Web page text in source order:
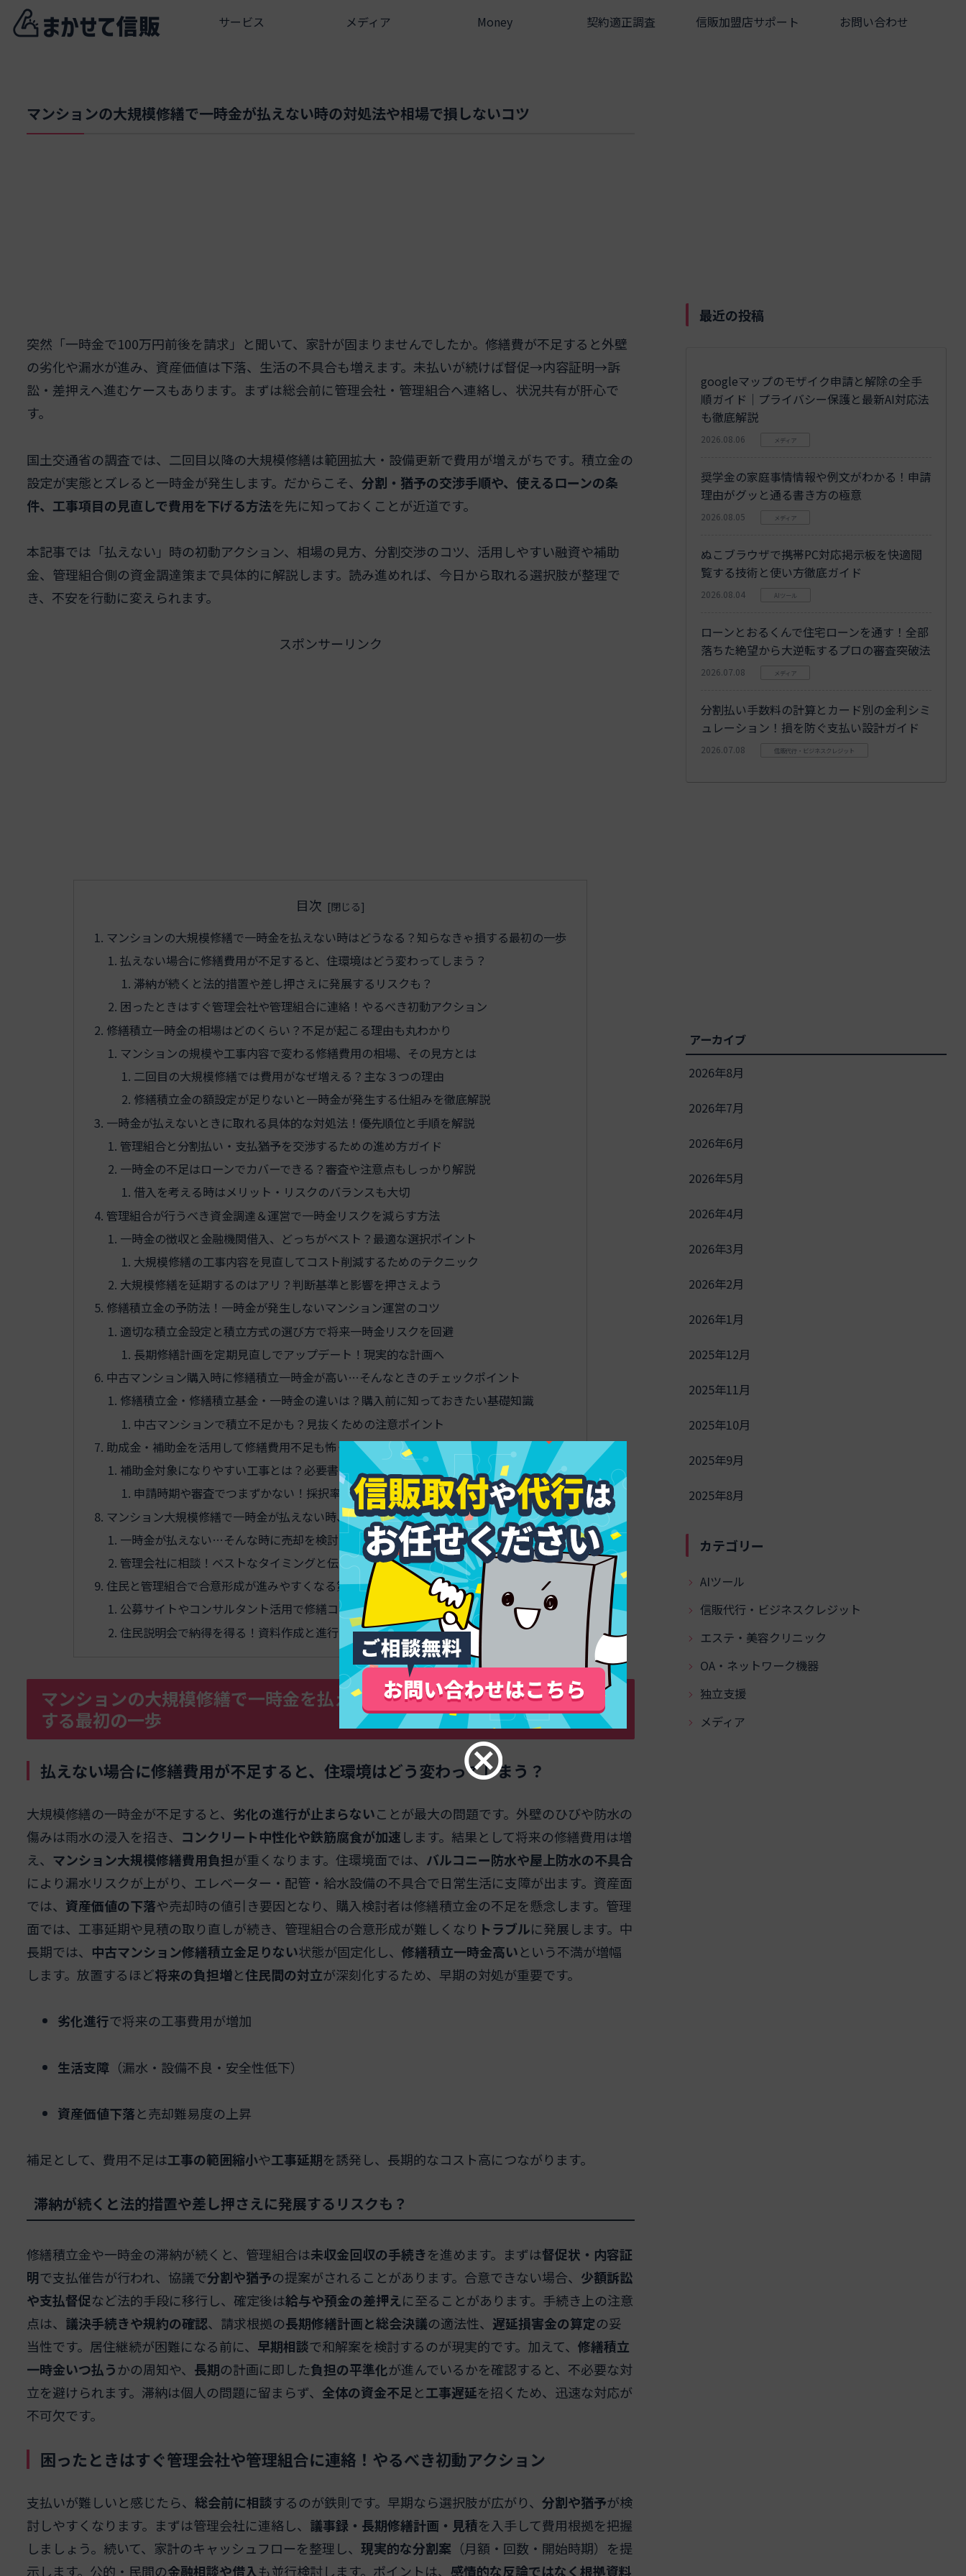
サービス メディア Money 契約適正調査 信販加盟店サポート お問い合わせ
マンションの大規模修繕で一時金が払えない時の対処法や相場で損しないコツ
突然「一時金で100万円前後を請求」と聞いて、家計が固まりませんでしたか。修繕費が不足すると外壁
の劣化や漏水が進み、資産価値は下落、生活の不具合も増えます。未払いが続けば督促→内容証明→訴
訟・差押えへ進むケースもあります。まずは総会前に管理会社・管理組合へ連絡し、状況共有が肝心で
す。
国土交通省の調査では、二回目以降の大規模修繕は範囲拡大・設備更新で費用が増えがちです。積立金の
設定が実態とズレると一時金が発生します。だからこそ、 分割・猶予の交渉手順や、使えるローンの条
件、工事項目の見直しで費用を下げる方法を先に知っておくことが近道です。
本記事では「払えない」時の初動アクション、相場の見方、分割交渉のコツ、活用しやすい融資や補助
金、管理組合側の資金調達策まで具体的に解説します。読み進めれば、今日から取れる選択肢が整理で
き、不安を行動に変えられます。
スポンサーリンク
目次
マンションの大規模修繕で一時金を払えない時はどうなる？知らなきゃ損する最初の一歩
払えない場合に修繕費用が不足すると、住環境はどう変わってしまう？
滞納が続くと法的措置や差し押さえに発展するリスクも？
困ったときはすぐ管理会社や管理組合に連絡！やるべき初動アクション
修繕積立一時金の相場はどのくらい？不足が起こる理由も丸わかり
マンションの規模や工事内容で変わる修繕費用の相場、その見方とは
二回目の大規模修繕では費用がなぜ増える？主な３つの理由
修繕積立金の額設定が足りないと一時金が発生する仕組みを徹底解説
一時金が払えないときに取れる具体的な対処法！優先順位と手順を解説
管理組合と分割払い・支払猶予を交渉するための進め方ガイド
一時金の不足はローンでカバーできる？審査や注意点もしっかり解説
借入を考える時はメリット・リスクのバランスも大切
管理組合が行うべき資金調達＆運営で一時金リスクを減らす方法
一時金の徴収と金融機関借入、どっちがベスト？最適な選択ポイント
大規模修繕の工事内容を見直してコスト削減するためのテクニック
大規模修繕を延期するのはアリ？判断基準と影響を押さえよう
修繕積立金の予防法！一時金が発生しないマンション運営のコツ
適切な積立金設定と積立方式の選び方で将来一時金リスクを回避
長期修繕計画を定期見直しでアップデート！現実的な計画へ
中古マンション購入時に修繕積立一時金が高い…そんなときのチェックポイント
修繕積立金・修繕積立基金・一時金の違いは？購入前に知っておきたい基礎知識
中古マンションで積立不足かも？見抜くための注意ポイント
助成金・補助金を活用して修繕費用不足も怖くない！申請ポイントまとめ
補助金対象になりやすい工事とは？必要書類や申請準備の流れ
申請時期や審査でつまずかない！採択率アップのコツ
マンション大規模修繕で一時金が払えない時、よくある質問を一挙解決
一時金が払えない…そんな時に売却を検討する基準と進め方
管理会社に相談！ベストなタイミングと伝え方を伝授
住民と管理組合で合意形成が進みやすくなる第三者支援サービスの利用術
公募サイトやコンサルタント活用で修繕コストをグッと下げるコツ
住民説明会で納得を得る！資料作成と進行テクニック
マンションの大規模修繕で一時金を払えない時はどうなる？知らなきゃ損
する最初の一歩
払えない場合に修繕費用が不足すると、住環境はどう変わってしまう？
大規模修繕の一時金が不足すると、 劣化の進行が止まらないことが最大の問題です。外壁のひびや防水の
傷みは雨水の浸入を招き、 コンクリート中性化や鉄筋腐食が加速します。結果として将来の修繕費用は増
え、 マンション大規模修繕費用負担が重くなります。住環境面では、 バルコニー防水や屋上防水の不具合
により漏水リスクが上がり、エレベーター・配管・給水設備の不具合で日常生活に支障が出ます。資産面
では、 資産価値の下落や売却時の値引き要因となり、購入検討者は修繕積立金の不足を懸念します。管理
面では、工事延期や見積の取り直しが続き、管理組合の合意形成が難しくなり トラブルに発展します。中
長期では、 中古マンション修繕積立金足りない状態が固定化し、 修繕積立一時金高いという不満が増幅
します。放置するほど将来の負担増と住民間の対立が深刻化するため、早期の対処が重要です。
劣化進行で将来の工事費用が増加
生活支障 （漏水・設備不良・安全性低下）
資産価値下落と売却難易度の上昇
補足として、費用不足は工事の範囲縮小や工事延期を誘発し、長期的なコスト高につながります。
滞納が続くと法的措置や差し押さえに発展するリスクも？
修繕積立金や一時金の滞納が続くと、管理組合は未収金回収の手続きを進めます。まずは督促状・内容証
明で支払催告が行われ、協議で分割や猶予の提案がされることがあります。合意できない場合、 少額訴訟
や支払督促など法的手段に移行し、確定後は給与や預金の差押え に至ることがあります。手続き上の注意
点は、 議決手続きや規約の確認、請求根拠の長期修繕計画と総会決議の適法性、 遅延損害金の算定の妥
当性です。居住継続が困難になる前に、 早期相談で和解案を検討するのが現実的です。加えて、 修繕積立
一時金いつ払うかの周知や、 長期の計画に即した負担の平準化が進んでいるかを確認すると、不必要な対
立を避けられます。滞納は個人の問題に留まらず、 全体の資金不足 と工事遅延を招くため、迅速な対応が
不可欠です。
困ったときはすぐ管理会社や管理組合に連絡！やるべき初動アクション
支払いが難しいと感じたら、 総会前に相談するのが鉄則です。早期なら選択肢が広がり、 分割や猶予が検
討しやすくなります。まずは管理会社に連絡し、 議事録・長期修繕計画・見積を入手して費用根拠を把握
しましょう。続いて、家計のキャッシュフローを整理し、 現実的な分割案 （月額・回数・開始時期）を提
示します。公的・民間の金融相談や借入も並行検討します。ポイントは、 感情的な反論ではなく根拠資料
最近の投稿
googleマップのモザイク申請と解除の全手
順ガイド｜プライバシー保護と最新AI対応法
も徹底解説
2026.08.06 メディア
奨学金の家庭事情情報や例文がわかる！申請
理由がグッと通る書き方の極意
2026.08.05 メディア
ぬこブラウザで携帯PC対応掲示板を快適閲
覧する技術と使い方徹底ガイド
2026.08.04 AIツール
ローンとおるくんで住宅ローンを通す！全部
落ちた絶望から大逆転するプロの審査突破法
2026.07.08 メディア
分割払い手数料の計算とカード別の金利シミ
ュレーション！損を防ぐ支払い設計ガイド
2026.07.08 信販代行・ビジネスクレジット
アーカイブ
2026年8月
2026年7月
2026年6月
2026年5月
2026年4月
2026年3月
2026年2月
2026年1月
2025年12月
2025年11月
2025年10月
2025年9月
2025年8月
カテゴリー
AIツール
信販代行・ビジネスクレジット
エステ・美容クリニック
OA・ネットワーク機器
独立支援
メディア